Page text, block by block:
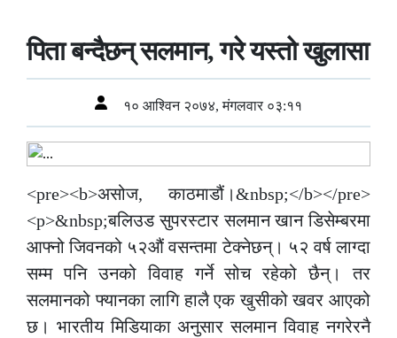
पिता बन्दैछन् सलमान, गरे यस्तो खुलासा
१० आश्विन २०७४, मंगलवार ०३:११
<pre><b>असोज, काठमाडौं।&nbsp;</b></pre>
<p>&nbsp;बलिउड सुपरस्टार सलमान खान डिसेम्बरमा
आफ्नो जिवनको ५२औं वसन्तमा टेक्नेछन्। ५२ वर्ष लाग्दा
सम्म पनि उनको विवाह गर्ने सोच रहेको छैन्। तर
सलमानको फ्यानका लागि हालै एक खुसीको खवर आएको
छ। भारतीय मिडियाका अनुसार सलमान विवाह नगरेरनै